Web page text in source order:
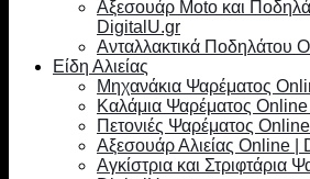
Αξεσουάρ Moto και
DigitalU.gr
Ανταλλακτικά Ποδηλάτου
Είδη Αλιείας
Μηχανάκια Ψαρέματος
Καλάμια Ψαρέματος
Πετονιές Ψαρέματος
Αξεσουάρ Αλιείας Online |
Αγκίστρια και Στριφτάρια